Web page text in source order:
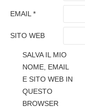
EMAIL *
SITO WEB
SALVA IL MIO
NOME, EMAIL
E SITO WEB IN
QUESTO
BROWSER